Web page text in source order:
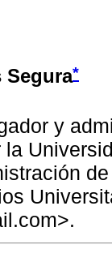
Segura*
y